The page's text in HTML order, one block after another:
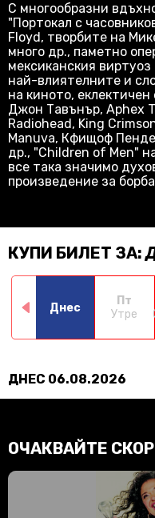
С многообразни
"Портокал с
Floyd, творбите на
много др., паметно
мексиканския
най-влиятелните и
на киното,
Джон Тавънър, Aphex
Radiohead, King
Manuva, Кфищоф
др., "Children of Men"
все така значимо
произведение за
КУПИ БИЛЕТ ЗА:
Днес
Пт
Утре
ДНЕС 06.08.2026
ОЧАКВАЙТЕ